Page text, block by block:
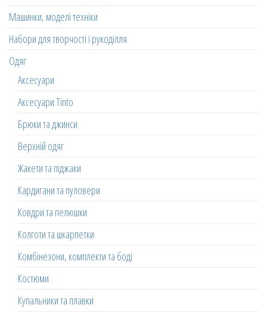
Машинки, моделі техніки
Набори для творчості і рукоділля
Одяг
Аксесуари
Аксесуари Tinto
Брюки та джинси
Верхній одяг
Жакети та піджаки
Кардигани та пуловери
Ковдри та пелюшки
Колготи та шкарпетки
Комбінезони, комплекти та боді
Костюми
Купальники та плавки